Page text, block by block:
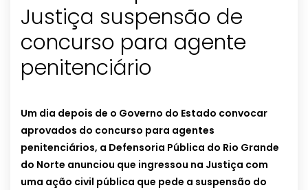
Justiça suspensão de
concurso para agente
penitenciário
Um dia depois de o Governo do Estado convocar
aprovados do concurso para agentes
penitenciários, a Defensoria Pública do Rio Grande
do Norte anunciou que ingressou na Justiça com
uma ação civil pública que pede a suspensão do